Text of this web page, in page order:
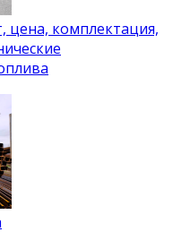
цена, комплектация,